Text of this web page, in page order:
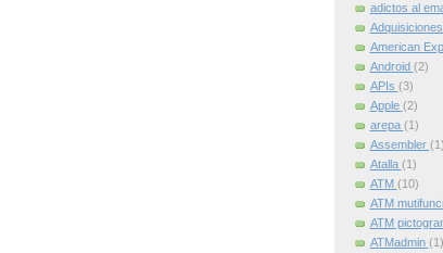
adictos al
American
Android (2)
APIs (3)
Apple (2)
arepa (1)
Assembler
Atalla (1)
ATM (10)
ATM
ATM
ATMadmin (1)